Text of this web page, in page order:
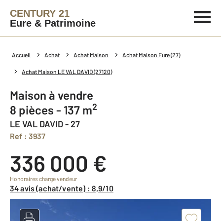
CENTURY 21
Eure & Patrimoine
Accueil Achat Achat Maison Achat Maison Eure (27)
Achat Maison LE VAL DAVID (27120)
Maison à vendre
8 pièces - 137 m2
LE VAL DAVID - 27
Ref : 3937
336 000 €
Honoraires charge vendeur
34 avis (achat/vente) : 8,9/10